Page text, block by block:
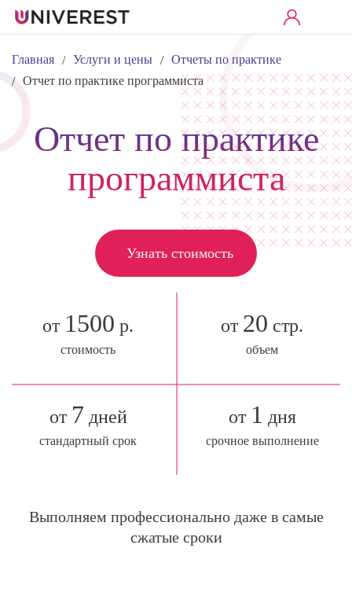
Главная / Услуги и цены / Отчеты по практике
/ Отчет по практике программиста
Отчет по практике
программиста
Узнать стоимость
от 1500 р.
стоимость
от 20 стр.
объем
от 7 дней
стандартный срок
от 1 дня
срочное выполнение
Выполняем профессионально даже в самые
сжатые сроки